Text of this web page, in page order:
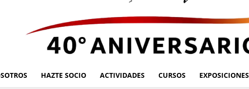
HAZTE SOCIO ACTIVIDADES CURSOS EXPOSICIONES